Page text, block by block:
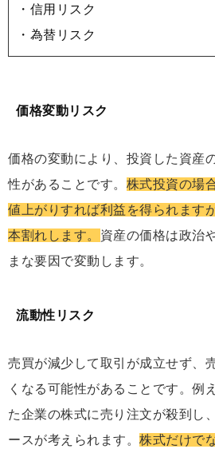
・信用リスク
・為替リスク
価格変動リスク
価格の変動により、投資した資産
性があることです。 株式投資の場
値上がりすれば利益を得られます
本割れします。 資産の価格は政治
まな要因で変動します。
流動性リスク
売買が減少して取引が成立せず、
くなる可能性があることです。例
た企業の株式に売り注文が殺到し
ースが考えられます。 株式だけで